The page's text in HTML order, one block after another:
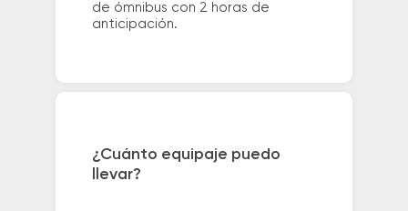
de ómnibus con 2 horas de
anticipación.
¿Cuánto equipaje puedo
llevar?